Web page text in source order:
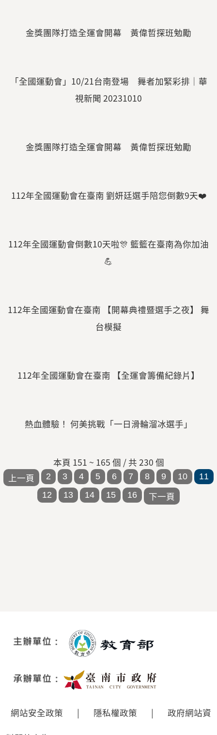
金獎團隊打造全運會開幕 黃偉哲探班勉勵
「全國運動會」10/21台南登場 舞者加緊彩排｜華
視新聞 20231010
金獎團隊打造全運會開幕 黃偉哲探班勉勵
112年全國運動會在臺南 劉妍廷選手陪您倒數9天❤️
112年全國運動會倒數10天啦🎊 籃籃在臺南為你加油
💪
112年全國運動會在臺南 【開幕典禮暨選手之夜】 舞
台模擬
112年全國運動會在臺南 【全運會籌備紀錄片】
熱血體驗！ 何美挑戰「一日滑輪溜冰選手」
本頁 151 ~ 165 個 / 共 230 個
網站安全政策 | 隱私權政策 | 政府網站資